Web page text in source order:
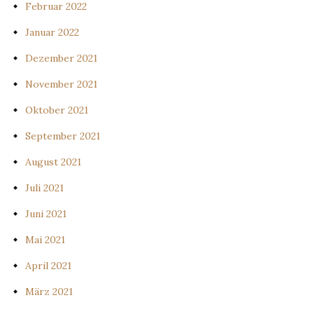
Februar 2022
Januar 2022
Dezember 2021
November 2021
Oktober 2021
September 2021
August 2021
Juli 2021
Juni 2021
Mai 2021
April 2021
März 2021